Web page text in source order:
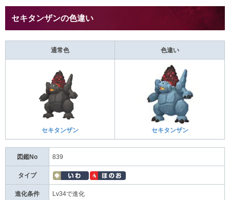
セキタンザンの色違い
通常色 色違い
セキタンザン セキタンザン
図鑑No 839
タイプ
進化条件 Lv34で進化